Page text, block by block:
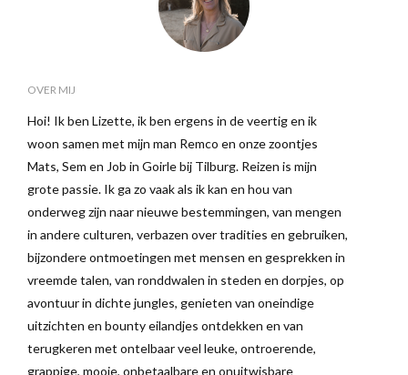
OVER MIJ
Hoi! Ik ben Lizette, ik ben ergens in de veertig en ik
woon samen met mijn man Remco en onze zoontjes
Mats, Sem en Job in Goirle bij Tilburg. Reizen is mijn
grote passie. Ik ga zo vaak als ik kan en hou van
onderweg zijn naar nieuwe bestemmingen, van mengen
in andere culturen, verbazen over tradities en gebruiken,
bijzondere ontmoetingen met mensen en gesprekken in
vreemde talen, van ronddwalen in steden en dorpjes, op
avontuur in dichte jungles, genieten van oneindige
uitzichten en bounty eilandjes ontdekken en van
terugkeren met ontelbaar veel leuke, ontroerende,
grappige, mooie, onbetaalbare en onuitwisbare